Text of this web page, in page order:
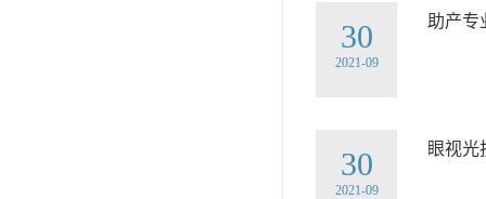
30
2021-09
助产专
30
2021-09
眼视光